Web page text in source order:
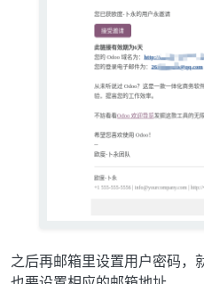
之后再邮箱里设置用户密码，